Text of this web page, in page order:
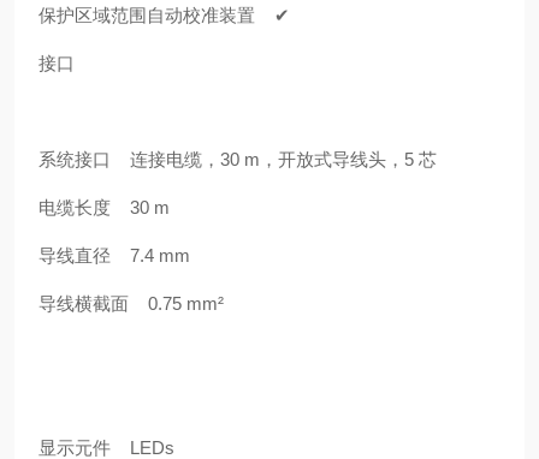
保护区域范围自动校准装置 ✔
接口
系统接口 连接电缆，30 m，开放式导线头，5 芯
电缆长度 30 m
导线直径 7.4 mm
导线横截面 0.75 mm²
显示元件 LEDs